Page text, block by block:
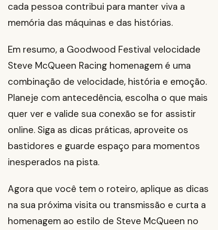
cada pessoa contribui para manter viva a
memória das máquinas e das histórias.
Em resumo, a Goodwood Festival velocidade
Steve McQueen Racing homenagem é uma
combinação de velocidade, história e emoção.
Planeje com antecedência, escolha o que mais
quer ver e valide sua conexão se for assistir
online. Siga as dicas práticas, aproveite os
bastidores e guarde espaço para momentos
inesperados na pista.
Agora que você tem o roteiro, aplique as dicas
na sua próxima visita ou transmissão e curta a
homenagem ao estilo de Steve McQueen no